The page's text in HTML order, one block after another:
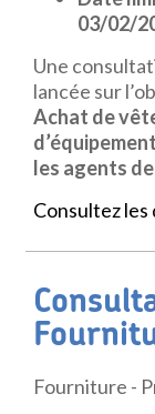
03/02/
Une
lancée sur
Achat de
les agents
Consultez les
Fourniture -